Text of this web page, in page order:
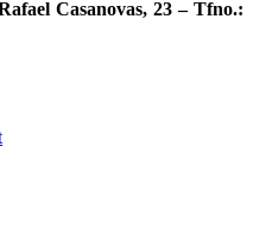
Casanovas, 23 – Tfno.: